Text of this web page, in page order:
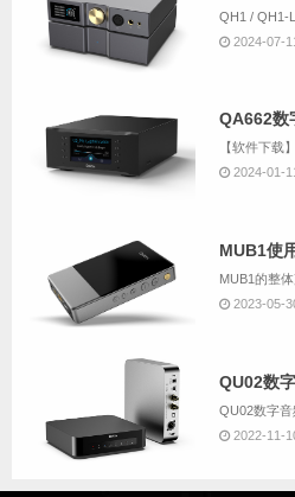
2024-07-
QA662数
2024-01-11
2023-05-
2022-11-